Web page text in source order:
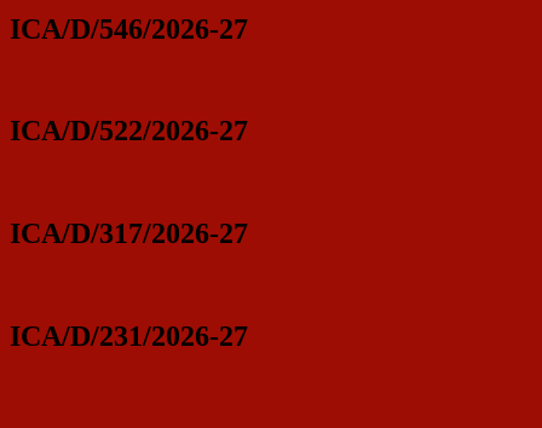
ICA/D/546/2026-27
ICA/D/522/2026-27
ICA/D/317/2026-27
ICA/D/231/2026-27